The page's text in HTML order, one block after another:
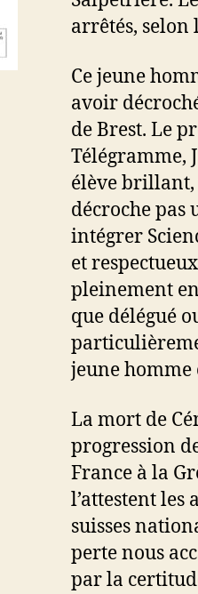
arrêtés, selon
Ce jeune
avoir
de Brest. Le
Télégramme,
élève brillant,
décroche pas
intégrer
et
pleinement
que délégué
jeune homme
La mort de
progression
France à la
l’attestent les
suisses
perte nous
par la